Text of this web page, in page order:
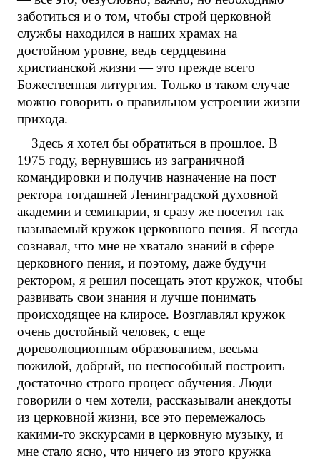
заботиться и о том, чтобы строй церковной
службы находился в наших храмах на
достойном уровне, ведь сердцевина
христианской жизни — это прежде всего
Божественная литургия. Только в таком случае
можно говорить о правильном устроении жизни
прихода.
Здесь я хотел бы обратиться в прошлое. В
1975 году, вернувшись из заграничной
командировки и получив назначение на пост
ректора тогдашней Ленинградской духовной
академии и семинарии, я сразу же посетил так
называемый кружок церковного пения. Я всегда
сознавал, что мне не хватало знаний в сфере
церковного пения, и поэтому, даже будучи
ректором, я решил посещать этот кружок, чтобы
развивать свои знания и лучше понимать
происходящее на клиросе. Возглавлял кружок
очень достойный человек, с еще
дореволюционным образованием, весьма
пожилой, добрый, но неспособный построить
достаточно строго процесс обучения. Люди
говорили о чем хотели, рассказывали анекдоты
из церковной жизни, все это перемежалось
какими-то экскурсами в церковную музыку, и
мне стало ясно, что ничего из этого кружка